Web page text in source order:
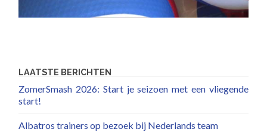
LAATSTE BERICHTEN
ZomerSmash 2026: Start je seizoen met een vliegende
start!
Albatros trainers op bezoek bij Nederlands team